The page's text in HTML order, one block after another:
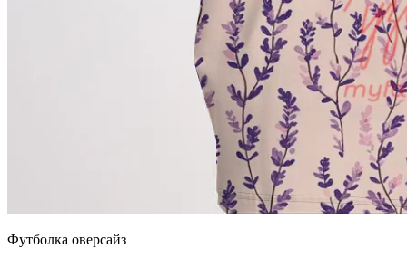
Футболка оверсайз